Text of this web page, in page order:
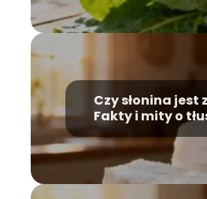
Czy słonina jest
Fakty i mity o